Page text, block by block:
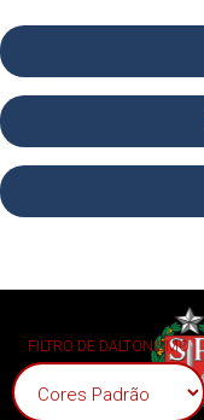
FILTRO DE DALTONISMO